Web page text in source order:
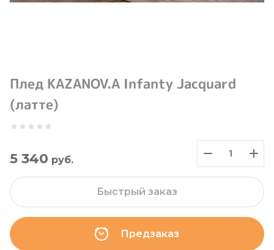
Плед KAZANOV.A Infanty Jacquard
(латте)
5 340 руб.
Предзаказ
Быстрый заказ